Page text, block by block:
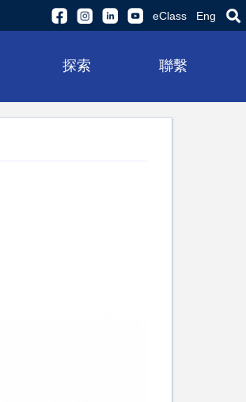
eClass Eng
探索 聯繫